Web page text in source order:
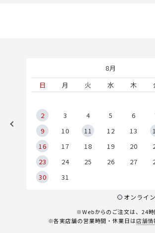
8月
日
月 火 水 木
2
3 4 5 6
9
10 11 12 13
16
17 18 19 20
23
24 25 26 27
30
31
オンライ
※Webからのご注文は、24時
※各実店舗の営業時間・休業日は店舗情